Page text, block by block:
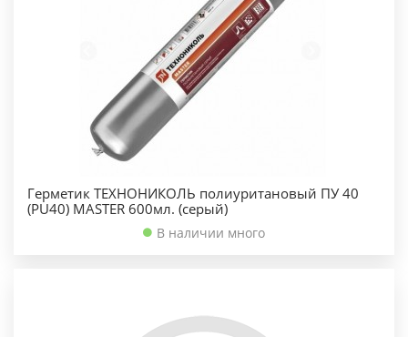
Герметик ТЕХНОНИКОЛЬ полиуритановый ПУ 40
(PU40) MASTER 600мл. (серый)
В наличии много